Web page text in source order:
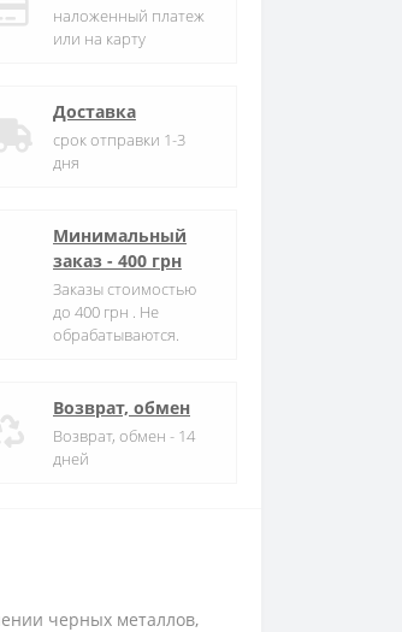
наложенный платеж
или на карту
Доставка
срок отправки 1-3
дня
Минимальный
заказ - 400 грн
Заказы стоимостью
до 400 грн . Не
обрабатываются.
Возврат, обмен
Возврат, обмен - 14
дней
черных металлов,